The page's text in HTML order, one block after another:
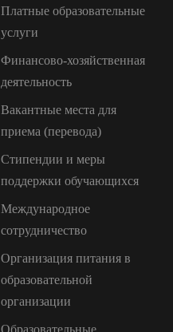
Платные образовательные
услуги
Финансово-хозяйственная
деятельность
Вакантные места для
приема (перевода)
Стипендии и меры
поддержки обучающихся
Международное
сотрудничество
Организация питания в
образовательной
организации
Образовательные